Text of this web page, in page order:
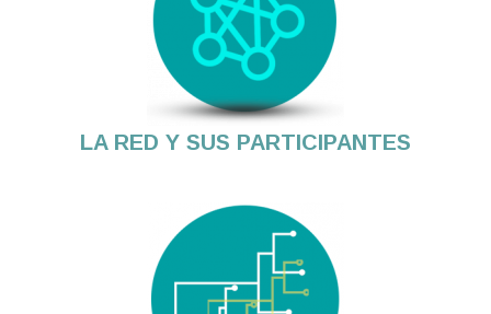
LA RED Y SUS PARTICIPANTES